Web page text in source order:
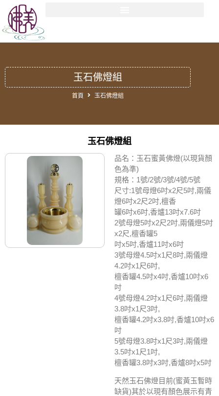
玉石佛燈組
首頁 玉石佛燈組
玉石佛燈組
品名：玉石蜜黃佛燈(以現貨顏
色為準)
規格：1號/2號/3號/4號/5號
尺寸:1號母燈6吋x2尺5吋,兩儀
燈6吋x2尺2吋,檀香
罐6吋x6吋,香爐13吋x7.6吋
2號母燈5吋x2尺2吋,兩儀燈5吋
x2尺,檀香罐5
吋x5吋,香爐11吋x6吋
3號母燈4.5吋x1尺8吋,兩儀燈
4.2吋x1尺6吋,
檀香罐4.5吋x4吋,香爐10吋x6
吋
4號母燈4.2吋x1尺6吋,兩儀燈
3.8吋x1尺3吋,
檀香罐4.2吋x3.8吋,香爐10吋x6
吋
5號母燈3.8吋x1尺3吋,兩儀燈
3.5吋x1尺1吋,
檀香罐3.8吋x3吋,香爐8吋x5吋
天然玉石佛燈目前(蜜黃玉暫時
缺貨)其於以現有顏色展示有青